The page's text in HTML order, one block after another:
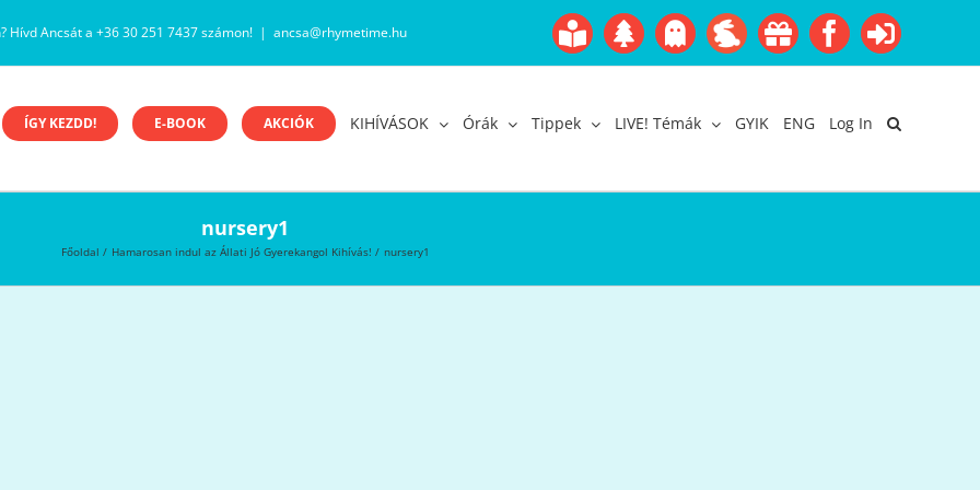
Hívd Ancsát a +36 30 251 7437 számon! | ancsa@rhymetime.hu
Boofairy
Gyerekangol
AdventHalloween
EasterAkcióFacebook
Login
ÍGY KEZDD! E-BOOK AKCIÓK KIHÍVÁSOK Órák Tippek LIVE! Témák GYIK ENG Log In
nursery1
Főoldal Hamarosan indul az Állati Jó Gyerekangol Kihívás! nursery1